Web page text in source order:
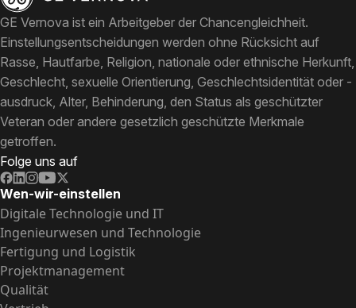
GE Vernova ist ein Arbeitgeber der Chancengleichheit.
Einstellungsentscheidungen werden ohne Rücksicht auf
Rasse, Hautfarbe, Religion, nationale oder ethnische Herkunft,
Geschlecht, sexuelle Orientierung, Geschlechtsidentität oder -
ausdruck, Alter, Behinderung, den Status als geschützter
Veteran oder andere gesetzlich geschützte Merkmale
getroffen.
Folge uns auf
Wen-wir-einstellen
Digitale Technologie und IT
Ingenieurwesen und Technologie
Fertigung und Logistik
Projektmanagement
Qualität